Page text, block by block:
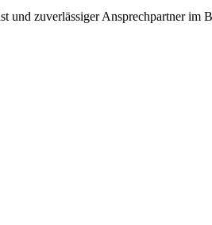
und zuverlässiger Ansprechpartner